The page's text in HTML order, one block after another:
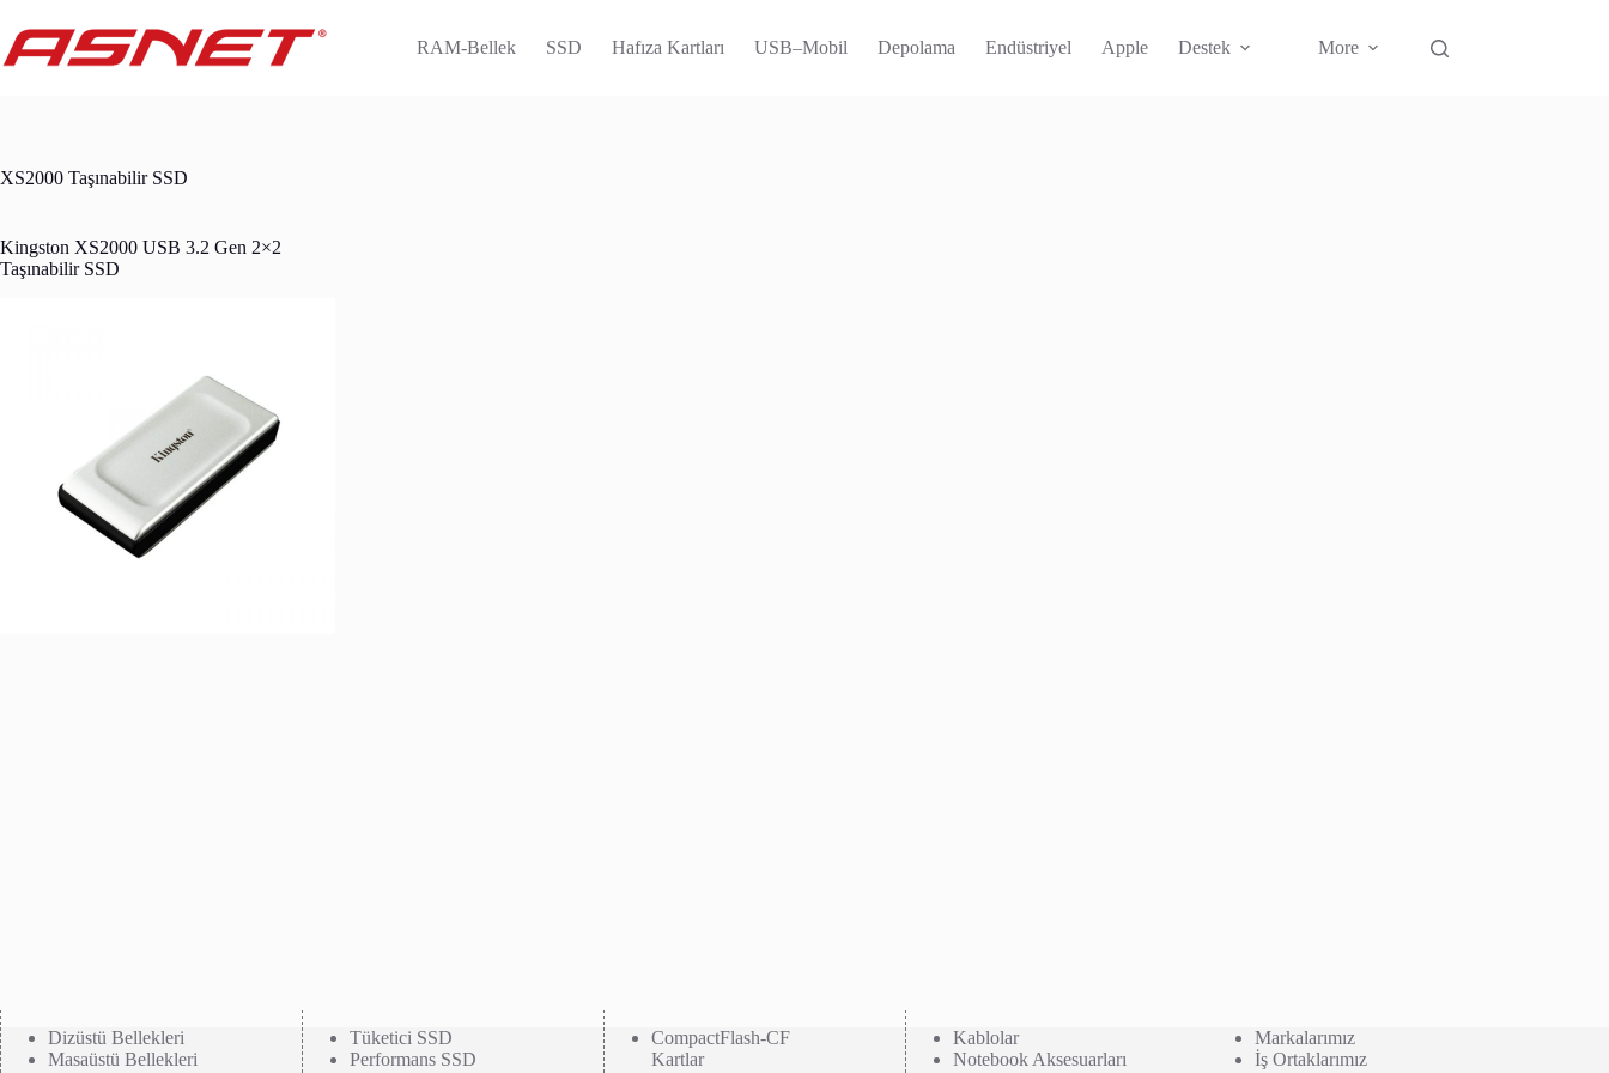
content
RAM-Bellek SSD Hafıza Kartları USB–Mobil Depolama Endüstriyel Apple Destek More
XS2000 Taşınabilir SSD
Kingston XS2000 USB 3.2 Gen 2×2
Taşınabilir SSD
Dizüstü Bellekleri
Masaüstü Bellekleri
Tüketici SSD
Performans SSD
CompactFlash-CF
Kartlar
Kablolar
Notebook Aksesuarları
Markalarımız
İş Ortaklarımız